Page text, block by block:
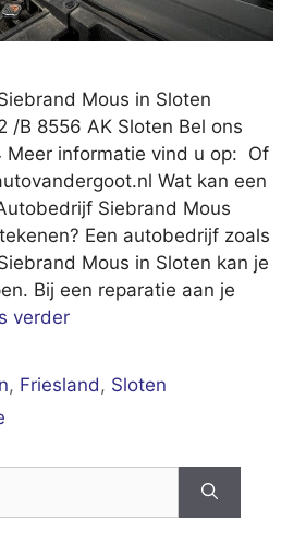
Mous in Sloten
/B 8556 AK Sloten Bel ons
Meer informatie vind u op: Of
Wat kan een
Siebrand Mous
Een autobedrijf zoals
Mous in Sloten kan je
Bij een reparatie aan je
verder
, Friesland, Sloten